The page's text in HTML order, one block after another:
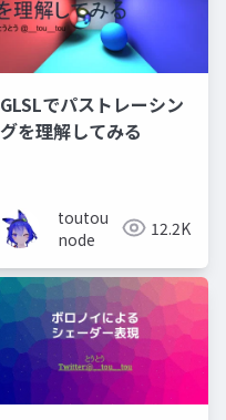
GLSLでパストレーシン
グを理解してみる
toutou
node
12.2K